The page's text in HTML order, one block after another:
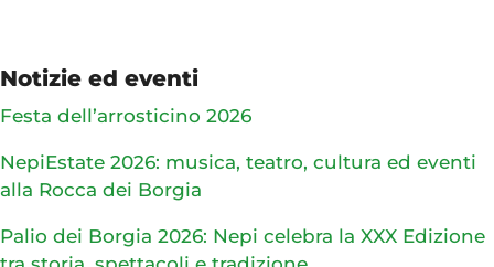
Notizie ed eventi
Festa dell’arrosticino 2026
NepiEstate 2026: musica, teatro, cultura ed eventi
alla Rocca dei Borgia
Palio dei Borgia 2026: Nepi celebra la XXX Edizione